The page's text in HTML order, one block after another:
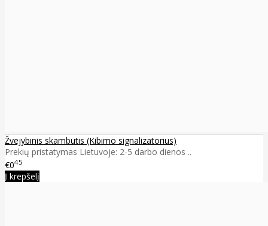
Žvejybinis skambutis (Kibimo signalizatorius)
Prekių pristatymas Lietuvoje: 2-5 darbo dienos ..
€045
Į krepšelį